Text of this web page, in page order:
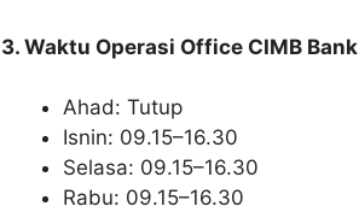
3. Waktu Operasi Office CIMB Bank
Ahad: Tutup
Isnin: 09.15–16.30
Selasa: 09.15–16.30
Rabu: 09.15–16.30